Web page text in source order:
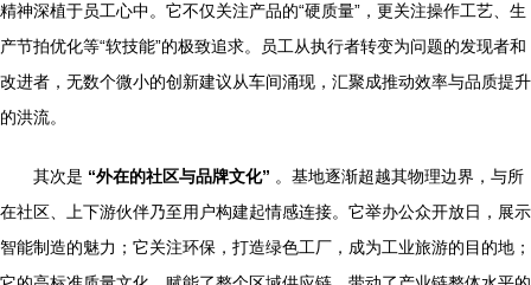
精神深植于员工心中。它不仅关注产品的“硬质量”，更关注操作工艺、生
产节拍优化等“软技能”的极致追求。员工从执行者转变为问题的发现者和
改进者，无数个微小的创新建议从车间涌现，汇聚成推动效率与品质提升
的洪流。
其次是 “外在的社区与品牌文化” 。基地逐渐超越其物理边界，与所
在社区、上下游伙伴乃至用户构建起情感连接。它举办公众开放日，展示
智能制造的魅力；它关注环保，打造绿色工厂，成为工业旅游的目的地；